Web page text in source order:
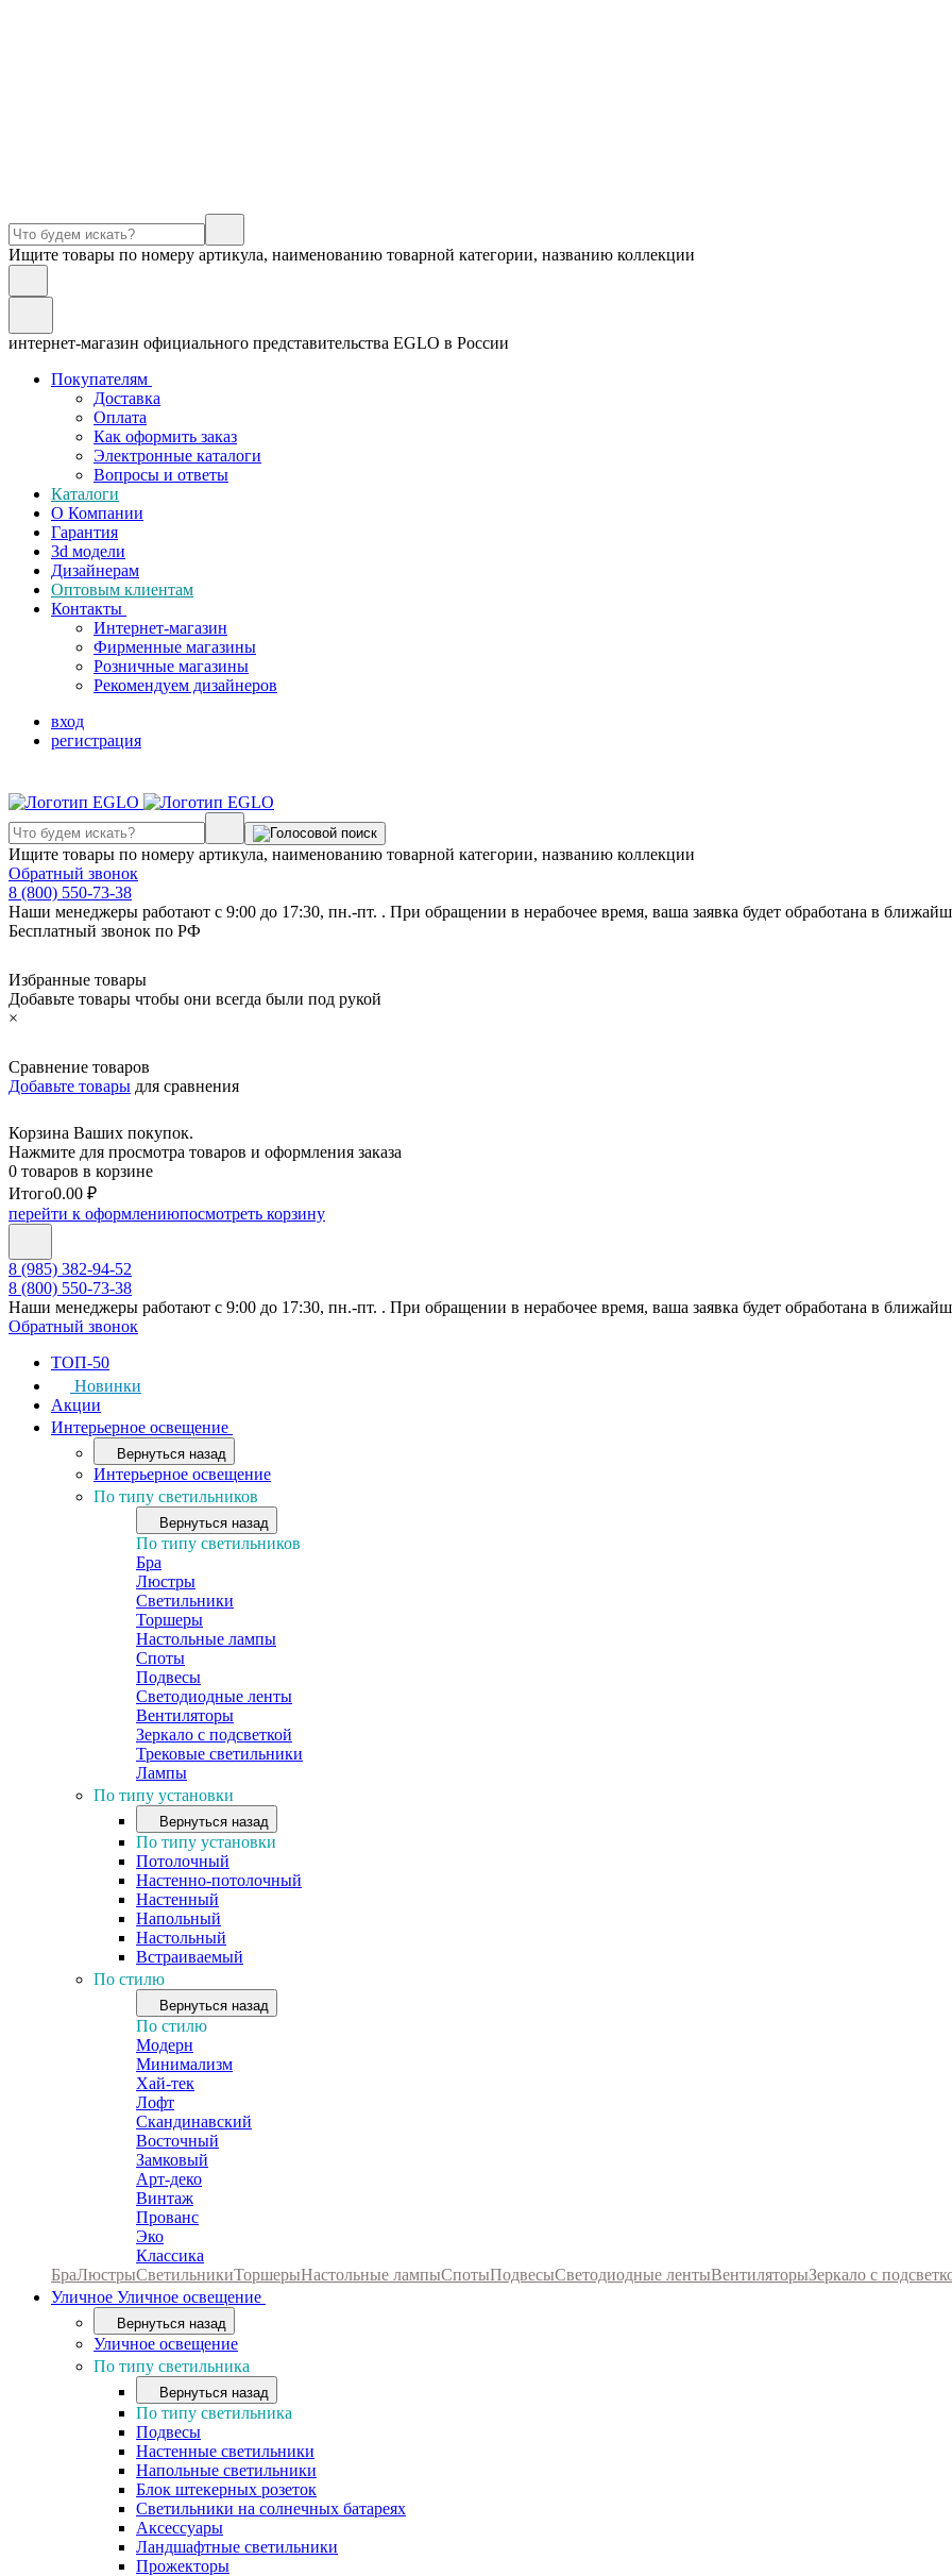
Ищите товары по номеру артикула, наименованию товарной категории, названию коллекции
интернет-магазин официального представительства EGLO в России
Покупателям
Доставка
Оплата
Как оформить заказ
Электронные каталоги
Вопросы и ответы
Каталоги
О Компании
Гарантия
3d модели
Дизайнерам
Оптовым клиентам
Контакты
Интернет-магазин
Фирменные магазины
Розничные магазины
Рекомендуем дизайнеров
вход
регистрация
Ищите товары по номеру артикула, наименованию товарной категории, названию коллекции
Обратный звонок
8 (800) 550-73-38
Наши менеджеры работают с 9:00 до 17:30, пн.-пт. . При обращении в нерабочее время, ваша заявка будет обработана в
Бесплатный звонок по РФ
Избранные товары
Добавьте товары чтобы они всегда были под рукой
×
Сравнение товаров
Добавьте товары для сравнения
Корзина Ваших покупок.
Нажмите для просмотра товаров и оформления заказа
0 товаров в корзине
Итого0.00 ₽
перейти к оформлениюпосмотреть корзину
8 (985) 382-94-52
8 (800) 550-73-38
Наши менеджеры работают с 9:00 до 17:30, пн.-пт. . При обращении в нерабочее время, ваша заявка будет обработана в
Обратный звонок
ТОП-50
Новинки
Акции
Интерьерное освещение
Вернуться назад
Интерьерное освещение
По типу светильников
Вернуться назад
По типу светильников
Бра
Люстры
Светильники
Торшеры
Настольные лампы
Споты
Подвесы
Светодиодные ленты
Вентиляторы
Зеркало с подсветкой
Трековые светильники
Лампы
По типу установки
Вернуться назад
По типу установки
Потолочный
Настенно-потолочный
Настенный
Напольный
Настольный
Встраиваемый
По стилю
Вернуться назад
По стилю
Модерн
Минимализм
Хай-тек
Лофт
Скандинавский
Восточный
Замковый
Арт-деко
Винтаж
Прованс
Эко
Классика
БраЛюстрыСветильникиТоршерыНастольные лампыСпотыПодвесыСветодиодные лентыВентиляторыЗеркало с
Уличное Уличное освещение
Вернуться назад
Уличное освещение
По типу светильника
Вернуться назад
По типу светильника
Подвесы
Настенные светильники
Напольные светильники
Блок штекерных розеток
Светильники на солнечных батареях
Аксессуары
Ландшафтные светильники
Прожекторы